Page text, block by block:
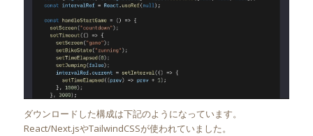
ダウンロードした構成は下記のようになっています。
React/Next.jsやTailwindCSSが使われていました。